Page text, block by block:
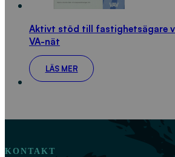
Aktivt stöd till fastighetsägare
VA-nät
LÄS MER
KONTAKT